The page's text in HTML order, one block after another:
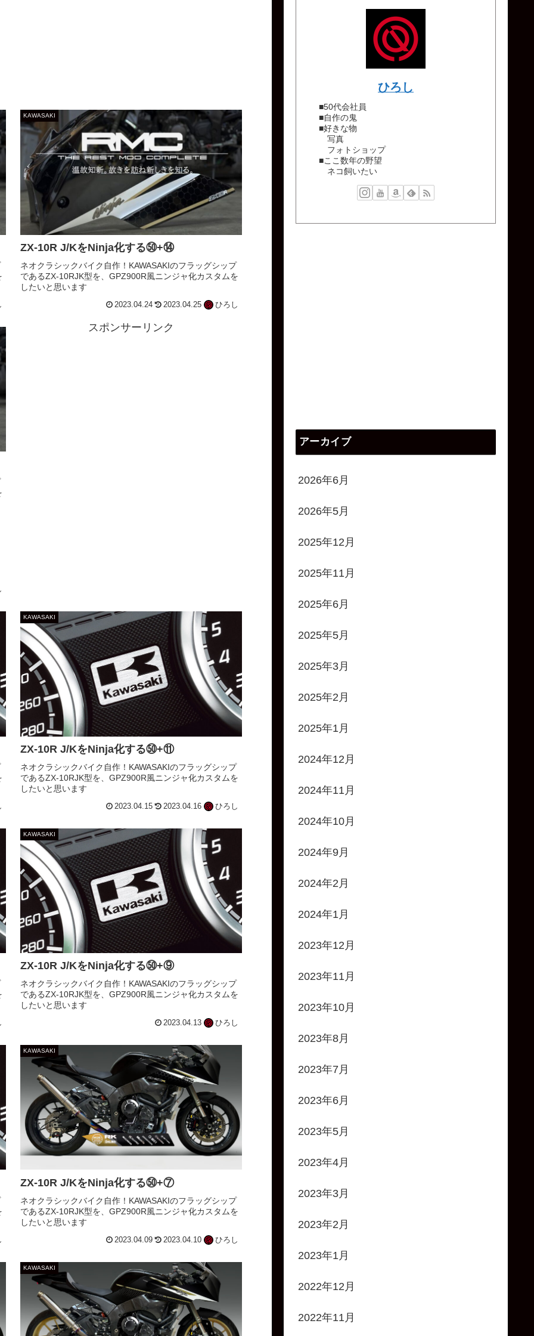
KAWASAKI
ZX-10R J/KをNinja化する㊿+⑭
ネオクラシックバイク自作！KAWASAKIのフラッグシップ
であるZX-10RJK型を、GPZ900R風ニンジャ化カスタムを
したいと思います
2023.04.24 2023.04.25 ひろし
スポンサーリンク
KAWASAKI
ZX-10R J/KをNinja化する㊿+⑪
ネオクラシックバイク自作！KAWASAKIのフラッグシップ
であるZX-10RJK型を、GPZ900R風ニンジャ化カスタムを
したいと思います
2023.04.15 2023.04.16 ひろし
KAWASAKI
ZX-10R J/KをNinja化する㊿+⑨
ネオクラシックバイク自作！KAWASAKIのフラッグシップ
であるZX-10RJK型を、GPZ900R風ニンジャ化カスタムを
したいと思います
2023.04.13 ひろし
KAWASAKI
ZX-10R J/KをNinja化する㊿+⑦
ネオクラシックバイク自作！KAWASAKIのフラッグシップ
であるZX-10RJK型を、GPZ900R風ニンジャ化カスタムを
したいと思います
2023.04.09 2023.04.10 ひろし
KAWASAKI
ひろし
■50代会社員
■自作の鬼
■好きな物
写真
フォトショップ
■ここ数年の野望
ネコ飼いたい
アーカイブ
2026年6月
2026年5月
2025年12月
2025年11月
2025年6月
2025年5月
2025年3月
2025年2月
2025年1月
2024年12月
2024年11月
2024年10月
2024年9月
2024年2月
2024年1月
2023年12月
2023年11月
2023年10月
2023年8月
2023年7月
2023年6月
2023年5月
2023年4月
2023年3月
2023年2月
2023年1月
2022年12月
2022年11月